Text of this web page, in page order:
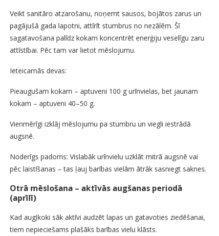
Veikt sanitāro atzarošanu, noņemt sausos, bojātos zarus un
pagājušā gada lapotni, attīrīt stumbrus no nezālēm. Šī
sagatavošana palīdz kokam koncentrēt enerģiju veselīgu zaru
attīstībai. Pēc tam var lietot mēslojumu.
Ieteicamās devas:
Pieaugušam kokam – aptuveni 100 g urīnvielas, bet jaunam
kokam – aptuveni 40–50 g.
Vienmērīgi izklāj mēslojumu pa stumbru un viegli iestrādā
augsnē.
Noderīgs padoms: Vislabāk urīnvielu uzklāt mitrā augsnē vai
pēc laistīšanas – tas ļauj barības vielām ātrāk sasniegt saknes.
Otrā mēslošana – aktīvās augšanas periodā
(aprīlī)
Kad augļkoki sāk aktīvi audzēt lapas un gatavoties ziedēšanai,
tiem nepieciešams plašāks barības vielu klāsts.